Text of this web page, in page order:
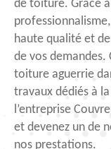
de toiture. Grâce
haute qualité et
de vos demandes.
toiture aguerrie
travaux dédiés à
l’entreprise
et devenez un de
nos prestations.